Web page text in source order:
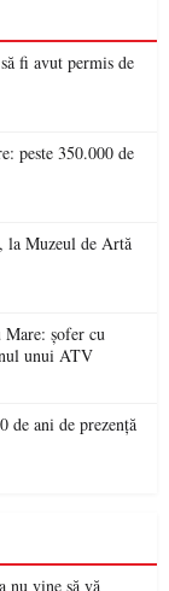
fi avut permis de
peste 350.000 de
la Muzeul de Artă
Mare: șofer cu
unui ATV
de ani de prezență